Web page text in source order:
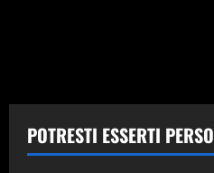
POTRESTI ESSERTI PERSO